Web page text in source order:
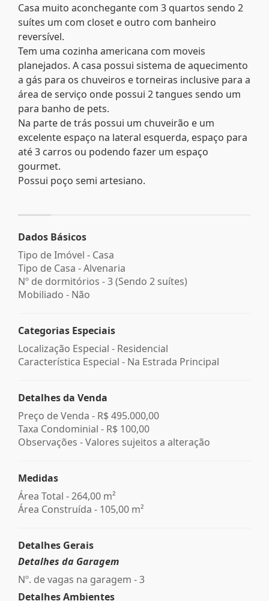
Casa muito aconchegante com 3 quartos sendo 2
suítes um com closet e outro com banheiro
reversível.
Tem uma cozinha americana com moveis
planejados. A casa possui sistema de aquecimento
a gás para os chuveiros e torneiras inclusive para a
área de serviço onde possui 2 tangues sendo um
para banho de pets.
Na parte de trás possui um chuveirão e um
excelente espaço na lateral esquerda, espaço para
até 3 carros ou podendo fazer um espaço
gourmet.
Possui poço semi artesiano.
Dados Básicos
Tipo de Imóvel - Casa
Tipo de Casa - Alvenaria
Nº de dormitórios - 3 (Sendo 2 suítes)
Mobiliado - Não
Categorias Especiais
Localização Especial - Residencial
Característica Especial - Na Estrada Principal
Detalhes da Venda
Preço de Venda - R$ 495.000,00
Taxa Condominial - R$ 100,00
Observações - Valores sujeitos a alteração
Medidas
Área Total - 264,00 m²
Área Construída - 105,00 m²
Detalhes Gerais
Detalhes da Garagem
Nº. de vagas na garagem - 3
Detalhes Ambientes